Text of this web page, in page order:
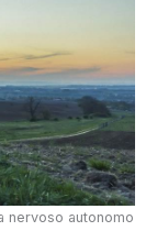
nervoso autonomo